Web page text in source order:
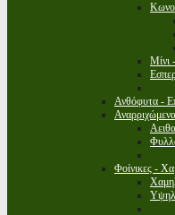
Μίνι
Ανθόφυτα -
Φοίνικες -